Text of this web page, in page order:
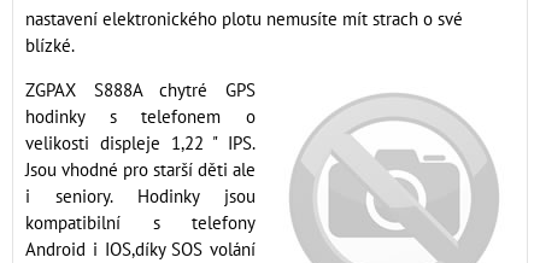
nastavení elektronického plotu nemusíte mít strach o své
blízké.
ZGPAX S888A chytré GPS
hodinky s telefonem o
velikosti displeje 1,22 " IPS.
Jsou vhodné pro starší děti ale
i seniory. Hodinky jsou
kompatibilní s telefony
Android i IOS,díky SOS volání